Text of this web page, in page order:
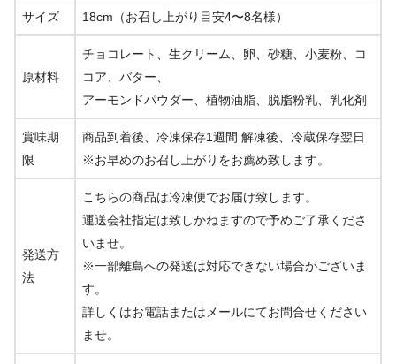
サイズ 18cm（お召し上がり目安4〜8名様）
原材料
チョコレート、生クリーム、卵、砂糖、小麦粉、コ
コア、バター、
アーモンドパウダー、植物油脂、脱脂粉乳、乳化剤
賞味期
限
商品到着後、冷凍保存1週間 解凍後、冷蔵保存翌日
※お早めのお召し上がりをお薦め致します。
発送方
法
こちらの商品は冷凍便でお届け致します。
運送会社指定は致しかねますので予めご了承くださ
いませ。
※一部離島への発送は対応できない場合がございま
す。
詳しくはお電話またはメールにてお問合せください
ませ。